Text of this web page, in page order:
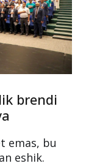
brendi
emas, bu
eshik.